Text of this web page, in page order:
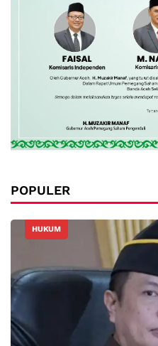
POPULER
HUKUM